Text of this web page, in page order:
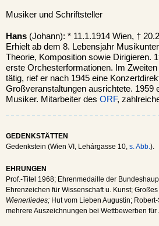
Musiker und Schriftsteller
Hans (Johann): * 11.1.1914 Wien, †
Erhielt ab dem 8. Lebensjahr
Theorie, Komposition sowie Dirigieren.
erste Orchesterformationen. Im
tätig, rief er nach 1945 eine
Großveranstaltungen ausrichtete. 1959
Musiker. Mitarbeiter des ORF,
GEDENKSTÄTTEN
Gedenkstein (Wien VI, Lehárgasse 10, s. Abb. ).
EHRUNGEN
Prof.-Titel 1968; Ehrenmedaille der
Ehrenzeichen für Wissenschaft u. Kunst;
Wienerliedes; Hut vom Lieben Augustin;
mehrere Auszeichnungen bei Wettbewerben für